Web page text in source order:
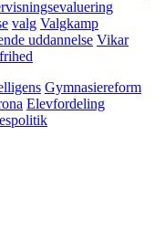
valg Valgkamp
uddannelse Vikar
Gymnasiereform
Elevfordeling